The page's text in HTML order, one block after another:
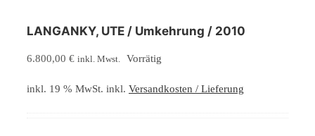
LANGANKY, UTE / Umkehrung / 2010
6.800,00 € inkl. Mwst. Vorrätig
inkl. 19 % MwSt. inkl. Versandkosten / Lieferung